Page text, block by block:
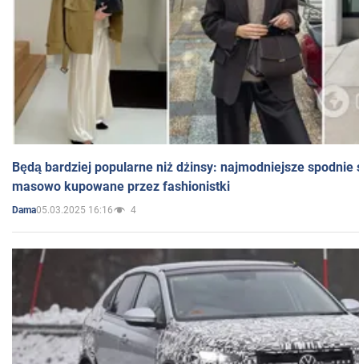
Będą bardziej popularne niż dżinsy: najmodniejsze spodnie
masowo kupowane przez fashionistki
Dama05.03.2025 16:16 4